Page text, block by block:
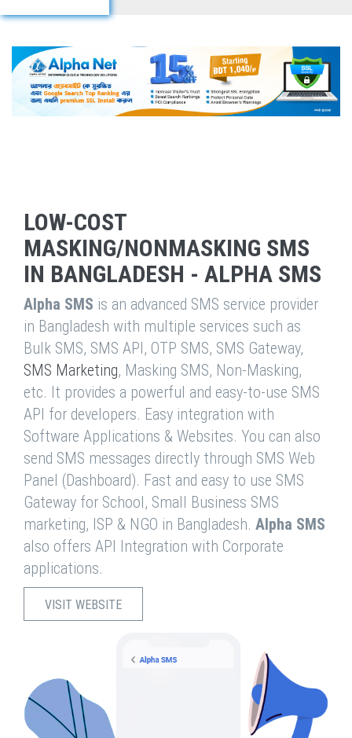
LOW-COST
MASKING/NONMASKING SMS
IN BANGLADESH - ALPHA SMS
Alpha SMS is an advanced SMS service provider
in Bangladesh with multiple services such as
Bulk SMS, SMS API, OTP SMS, SMS Gateway,
SMS Marketing, Masking SMS, Non-Masking,
etc. It provides a powerful and easy-to-use SMS
API for developers. Easy integration with
Software Applications & Websites. You can also
send SMS messages directly through SMS Web
Panel (Dashboard). Fast and easy to use SMS
Gateway for School, Small Business SMS
marketing, ISP & NGO in Bangladesh. Alpha SMS
also offers API Integration with Corporate
applications.
VISIT WEBSITE